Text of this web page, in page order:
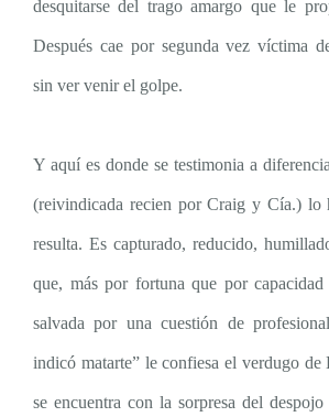
desquitarse del trago amargo que le
Después cae por segunda vez víctima
sin ver venir el golpe.
Y aquí es donde se testimonia a
(reivindicada recien por Craig y Cía.) lo
resulta. Es capturado, reducido,
que, más por fortuna que por
salvada por una cuestión de
indicó matarte” le confiesa el verdugo
se encuentra con la sorpresa del